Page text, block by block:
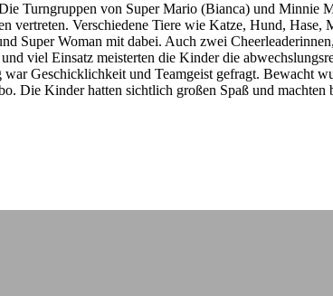
Turngruppen von Super Mario (Bianca) und Minnie
Verschiedene Tiere wie Katze, Hund, Hase,
Super Woman mit dabei. Auch zwei
viel Einsatz meisterten die Kinder die
Geschicklichkeit und Teamgeist gefragt. Bewacht
Die Kinder hatten sichtlich großen Spaß und machten